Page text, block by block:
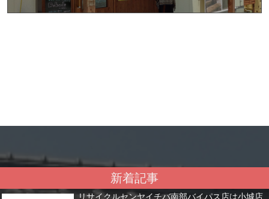
新着記事
リサイクルセンヤイチバ南部バイパス店は小城店